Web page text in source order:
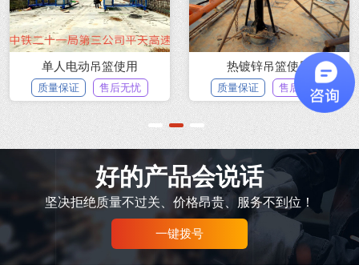
单人电动吊篮使用
质量保证 售后无忧
热镀锌吊篮使用
质量保证 售后无忧
1 2 3
好的产品会说话
坚决拒绝质量不过关、价格昂贵、服务不到位！
一键拨号